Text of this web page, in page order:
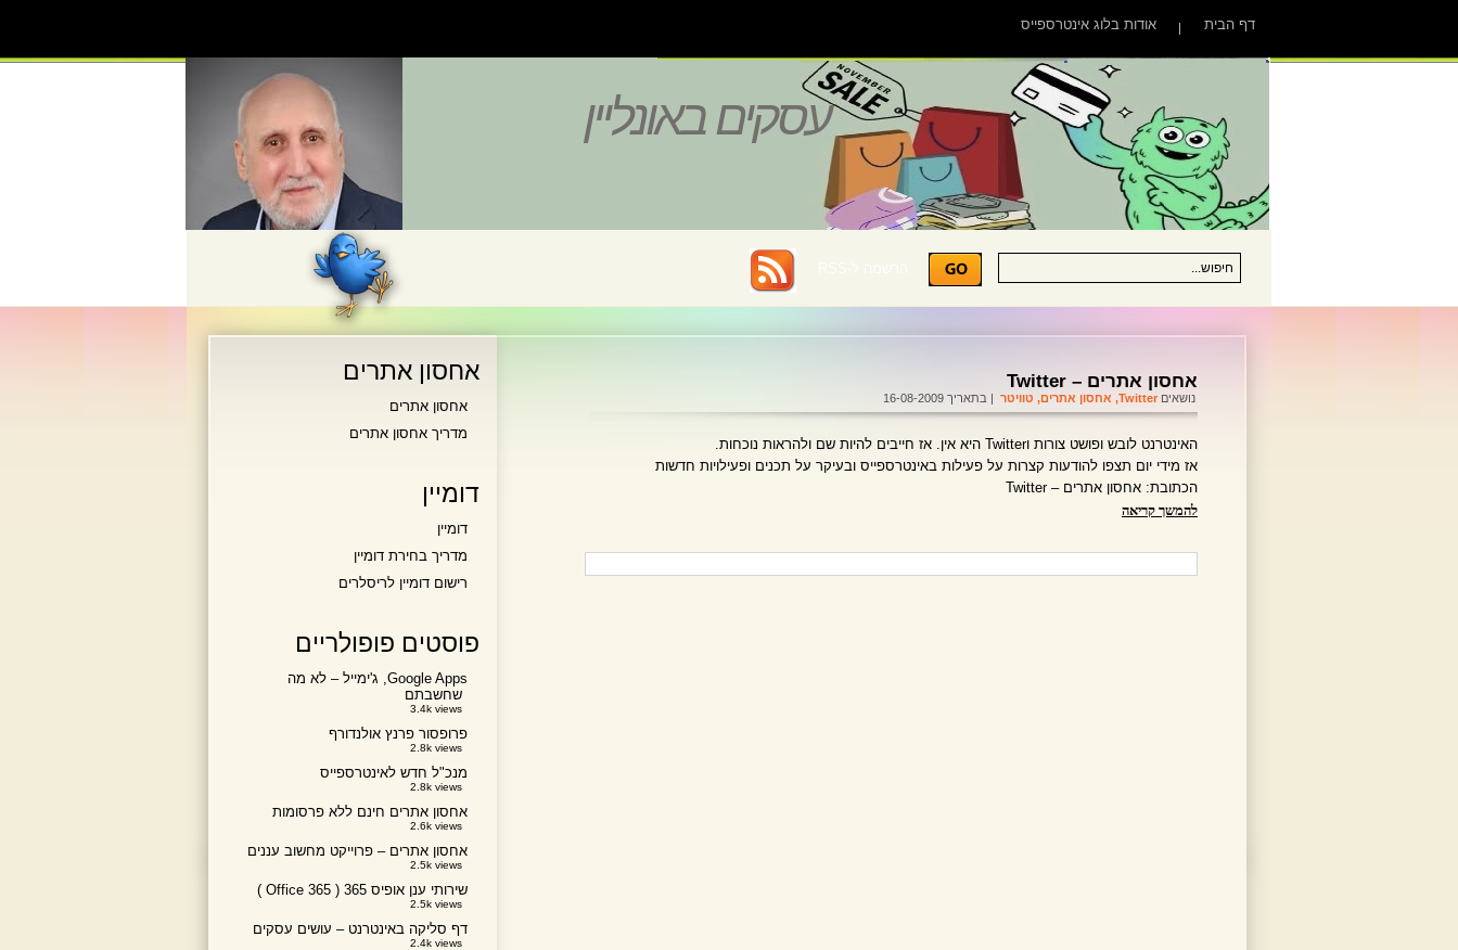
דף הבית אודות בלוג אינטרספייס
עסקים באונליין
אחסון אתרים – Twitter
נושאים Twitter
, אחסון אתרים, טוויטר | בתאריך 16-08-2009
האינטרנט לובש ופושט צורות וTwitter היא אין. אז חייבים להיות שם ולהראות נוכחות.
אז מידי יום תצפו להודעות קצרות על פעילות באינטרספייס ובעיקר על תכנים ופעילויות חדשות
הכתובת: אחסון אתרים – Twitter
להמשך קריאה
אחסון אתרים
אחסון אתרים
מדריך אחסון אתרים
דומיין
דומיין
מדריך בחירת דומיין
רישום דומיין לריסלרים
פוסטים פופולריים
Google Apps, ג'ימייל – לא מה
שחשבתם
3.4k views
פרופסור פרנץ אולנדורף
2.8k views
מנכ"ל חדש לאינטרספייס
2.8k views
אחסון אתרים חינם ללא פרסומות
2.6k views
אחסון אתרים – פרוייקט מחשוב עננים
2.5k views
שירותי ענן אופיס 365 ( Office 365 )
2.5k views
דף סליקה באינטרנט – עושים עסקים
2.4k views